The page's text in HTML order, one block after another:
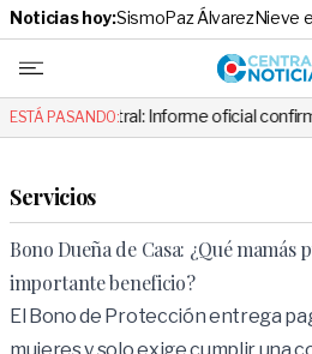
Noticias hoy:SismoPaz ÁlvarezNieve
ESTÁ PASANDO:
Informe oficial confirma la magnitud
Servicios
Bono Dueña de Casa: ¿Qué mamás
importante beneficio?
El Bono de Protección entrega